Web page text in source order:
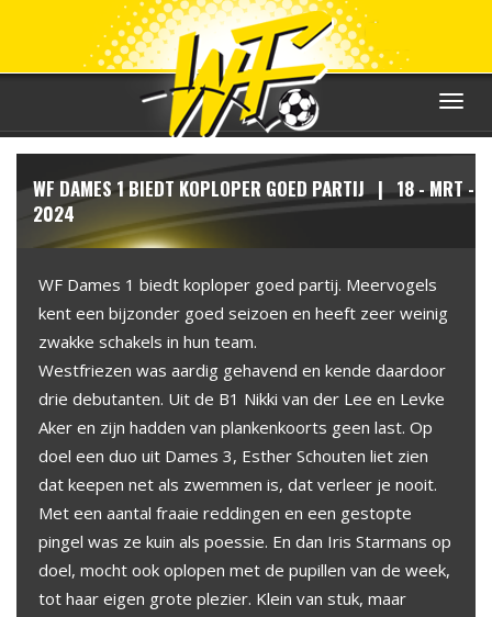
Toggle
WF DAMES 1 BIEDT KOPLOPER GOED PARTIJ | 18 - MRT -
2024
WF Dames 1 biedt koploper goed partij. Meervogels
kent een bijzonder goed seizoen en heeft zeer weinig
zwakke schakels in hun team.
Westfriezen was aardig gehavend en kende daardoor
drie debutanten. Uit de B1 Nikki van der Lee en Levke
Aker en zijn hadden van plankenkoorts geen last. Op
doel een duo uit Dames 3, Esther Schouten liet zien
dat keepen net als zwemmen is, dat verleer je nooit.
Met een aantal fraaie reddingen en een gestopte
pingel was ze kuin als poessie. En dan Iris Starmans op
doel, mocht ook oplopen met de pupillen van de week,
tot haar eigen grote plezier. Klein van stuk, maar